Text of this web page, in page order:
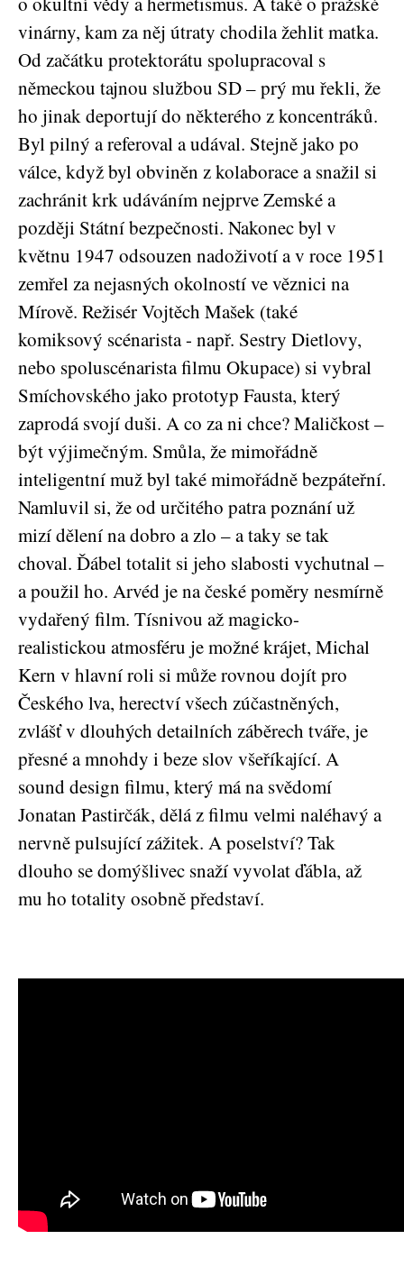
vinárny, kam za něj útraty chodila žehlit matka.
Od začátku protektorátu spolupracoval s
německou tajnou službou SD – prý mu řekli, že
ho jinak deportují do některého z koncentráků.
Byl pilný a referoval a udával. Stejně jako po
válce, když byl obviněn z kolaborace a snažil si
zachránit krk udáváním nejprve Zemské a
později Státní bezpečnosti. Nakonec byl v
květnu 1947 odsouzen nadoživotí a v roce 1951
zemřel za nejasných okolností ve věznici na
Mírově. Režisér Vojtěch Mašek (také
komiksový scénarista - např. Sestry Dietlovy,
nebo spoluscénarista filmu Okupace) si vybral
Smíchovského jako prototyp Fausta, který
zaprodá svojí duši. A co za ni chce? Maličkost –
být výjimečným. Smůla, že mimořádně
inteligentní muž byl také mimořádně bezpáteřní.
Namluvil si, že od určitého patra poznání už
mizí dělení na dobro a zlo – a taky se tak
choval. Ďábel totalit si jeho slabosti vychutnal –
a použil ho. Arvéd je na české poměry nesmírně
vydařený film. Tísnivou až magicko-
realistickou atmosféru je možné krájet, Michal
Kern v hlavní roli si může rovnou dojít pro
Českého lva, herectví všech zúčastněných,
zvlášť v dlouhých detailních záběrech tváře, je
přesné a mnohdy i beze slov všeříkající. A
sound design filmu, který má na svědomí
Jonatan Pastirčák, dělá z filmu velmi naléhavý a
nervně pulsující zážitek. A poselství? Tak
dlouho se domýšlivec snaží vyvolat ďábla, až
mu ho totality osobně představí.